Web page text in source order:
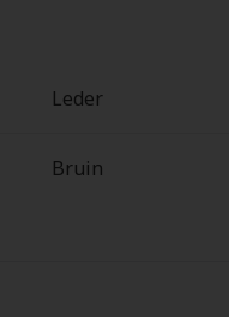
Leder
Bruin